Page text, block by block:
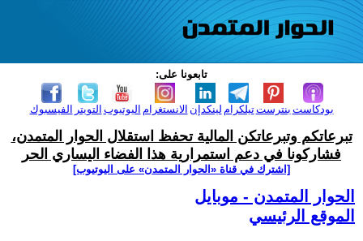
تابعونا على:
الفيسبوك التويتر اليوتيوب الانستغرام لينكدإن تيلكرامبنترست بودكاست
تبرعاتكم وتبرعاتكن المالية تحفظ استقلال الحوار المتمدن،
فشاركونا في دعم استمرارية هذا الفضاء اليساري الحر
[اشترك في قناة ‫«الحوار المتمدن» على اليوتيوب]
الحوار المتمدن - موبايل
الموقع الرئيسي